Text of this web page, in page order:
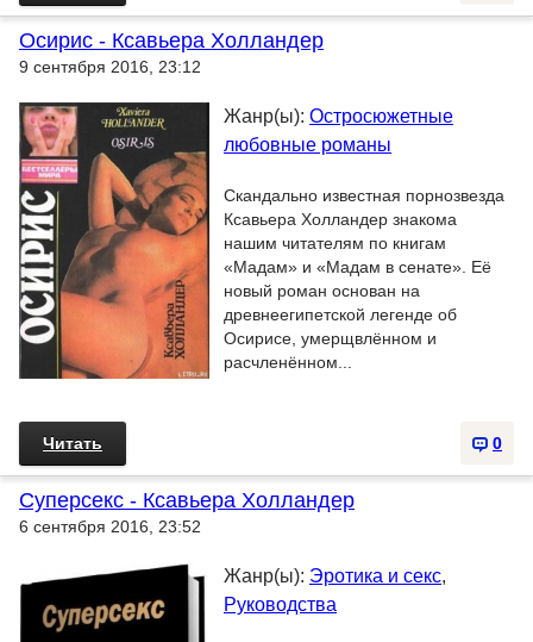
Осирис - Ксавьера Холландер
9 сентября 2016, 23:12
Жанр(ы): Остросюжетные
любовные романы
Скандально известная порнозвезда
Ксавьера Холландер знакома
нашим читателям по книгам
«Мадам» и «Мадам в сенате». Её
новый роман основан на
древнеегипетской легенде об
Осирисе, умерщвлённом и
расчленённом...
0
Читать
Суперсекс - Ксавьера Холландер
6 сентября 2016, 23:52
Жанр(ы): Эротика и секс,
Руководства